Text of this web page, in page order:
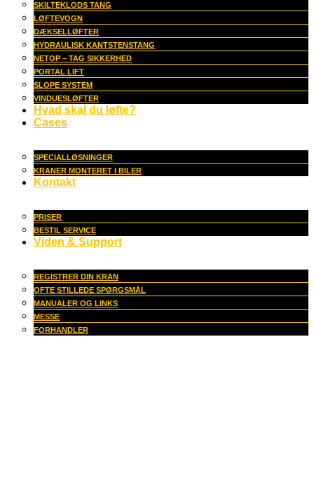
SKILTEKLODS TANG
LØFTEVOGN
DÆKSELLØFTER
HYDRAULISK KANTSTENSTANG
NETOP – TAG SIKKERHED
PORTAL LIFT
SLOPE SYSTEM
VINDUESLØFTER
Hvad skal du løfte?
Cases
SPECIALLØSNINGER
KRANER MONTERET I BILER
Kontakt
PRISER
BESTIL SERVICE
Viden & Support
REGISTRER DIN KRAN
OFTE STILLEDE SPØRGSMÅL
MANUALER OG LINKS
MESSE
FORHANDLER